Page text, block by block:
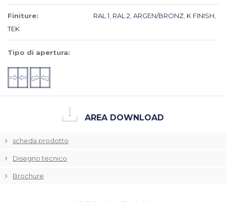
Finiture: RAL 1, RAL 2,ARGEN/BRONZ, K FINISH,
TEK
Tipo di apertura:
AREA DOWNLOAD
scheda prodotto
Disegno tecnico
Brochure